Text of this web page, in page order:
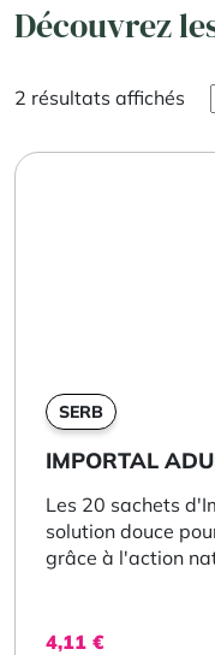
Découvrez
2 résultats affichés
SERB
IMPORTAL
Les 20 sachets
solution douce
grâce à l'action
4,11 €